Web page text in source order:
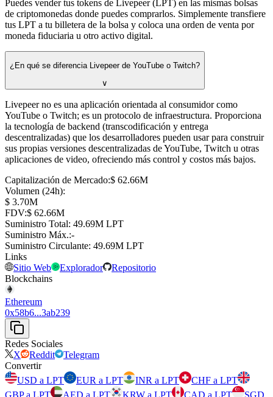
Puedes vender tus tokens de Livepeer (LPT) en las mismas bolsas
de criptomonedas donde puedes comprarlos. Simplemente transfiere
tus LPT a tu billetera de la bolsa y coloca una orden de venta por
moneda fiduciaria u otro activo digital.
¿En qué se diferencia Livepeer de YouTube o Twitch?
∨
Livepeer no es una aplicación orientada al consumidor como
YouTube o Twitch; es un protocolo de infraestructura. Proporciona
la tecnología de backend (transcodificación y entrega
descentralizadas) que los desarrolladores pueden usar para construir
sus propias versiones descentralizadas de YouTube, Twitch u otras
aplicaciones de video, ofreciendo más control y costos más bajos.
Capitalización de Mercado:⁦$⁩ 62.66M
Volumen (24h):
⁦$⁩ 3.70M
FDV:⁦$⁩ 62.66M
Suministro Total: ⁦⁩ 49.69M LPT
Suministro Máx.:-
Suministro Circulante: ⁦⁩ 49.69M LPT
Links
Sitio Web
Explorador
Repositorio
Blockchains
Ethereum
0x58b6...3ab239
Redes Sociales
X
Reddit
Telegram
Convertir
USD a LPT
EUR a LPT INR a LPT
CHF a LPT
GBP a LPT
AED a LPT KRW a LPT CAD a LPT
SGD